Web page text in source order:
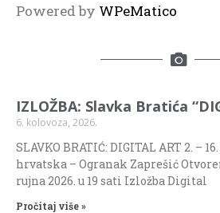
Powered by WPeMatico
IZLOŽBA: Slavka Bratića
6. kolovoza, 2026.
SLAVKO BRATIĆ: DIGITAL ART 2. –
hrvatska – Ogranak Zaprešić
rujna 2026. u 19 sati Izložba Digital
Pročitaj više »